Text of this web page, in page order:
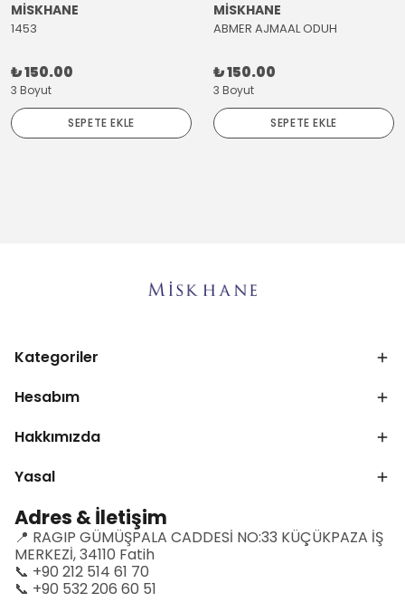
MİSKHANE
1453
₺ 150.00
3 Boyut
SEPETE EKLE
MİSKHANE
ABMER AJMAAL ODUH
₺ 150.00
3 Boyut
SEPETE EKLE
Kategoriler
Hesabım
Hakkımızda
Yasal
Adres & İletişim
📍 RAGIP GÜMÜŞPALA CADDESİ NO:33 KÜÇÜKPAZA İŞ
MERKEZİ, 34110 Fatih
📞 +90 212 514 61 70
📞 +90 532 206 60 51